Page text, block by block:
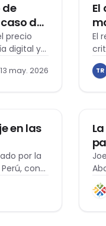
de
de
precio
digital y
de red.
13 may. 2026
El
TR
en las
por la
con